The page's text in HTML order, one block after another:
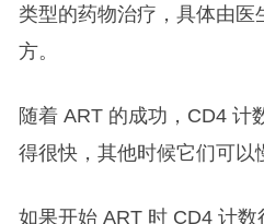
类型的药物治疗，具体由医
方。
随着 ART 的成功，CD4 计
得很快，其他时候它们可以
如果开始 ART 时 CD4 计